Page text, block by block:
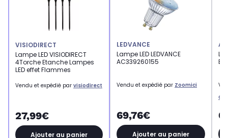
VISIODIRECT
Lampe LED VISIODIRECT
4Torche Etanche Lampes
LED effet Flammes
Vendu et expédié par visiodirect
27,99€
Ajouter au panier
LEDVANCE
Lampe LED LEDVANCE
AC339260155
Vendu et expédié par Zoomici
69,76€
Ajouter au panier